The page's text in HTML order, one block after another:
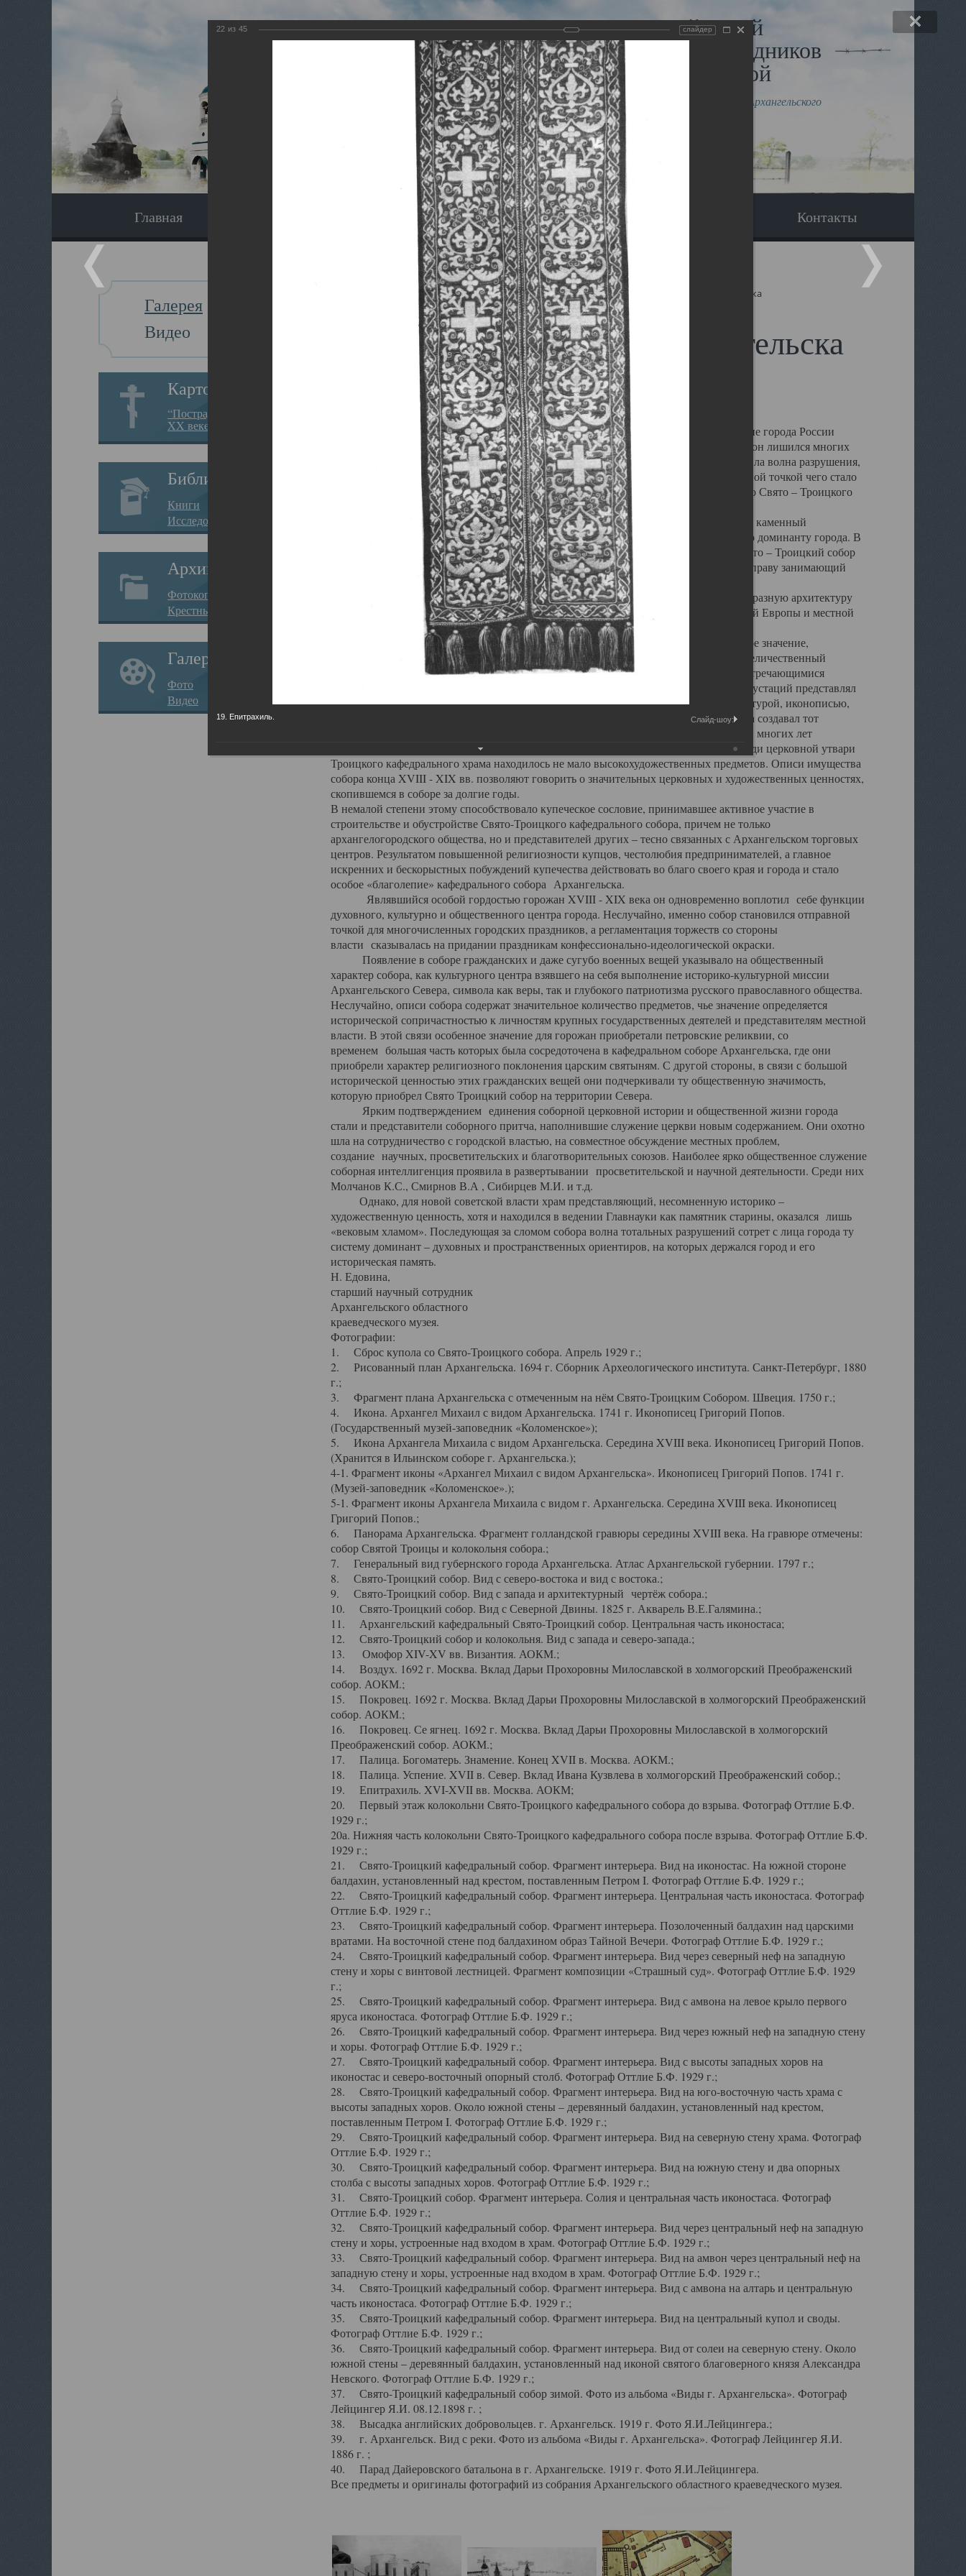
Виртуальный музей
Новомучеников и исповедников
Земли Архангельской
Сайт создан по благословлению митрополита Архангельского
и Холмогорского Даниила
Главная Наследники Галерея Контакты
Галерея
Видео
Картотека
“Пострадавшие за веру в
XX веке на Севере”
Библиотека
Книги
Исследования
Архив
Фотокопии дел
Крестные ходы
Галерея
Фото
Видео
Галерея Храмы-мученики Архангельска Свято-Троицкий собор Архангельска
Свято-Троицкий собор Архангельска
Свято-Троицкий собор Архангельска
Сегодня мы можем говорить, что Архангельск в большей мере, чем другие губернские города России
пострадал от целенаправленных систематических разрушений, в результате которых он лишился многих
выдающихся памятников архитектуры. Больше всего по старому Архангельску ударила волна разрушения,
вызванная борьбой с религией, набравшая особую силу в конце 20 –х годов. Отправной точкой чего стало
разрушение православного центра архангельской губернии - ансамбля кафедрального Свято – Троицкого
собора Архангельска.
Возникнув в начале XVIII века в центре Архангельска, величественный каменный
двухэтажный Троицкий собор, сразу превратился в зрительную и градостроительную доминанту города. В
XVIII веке по масштабам ему не было равных на Севере. Вплоть до разрушения Свято – Троицкий собор
оставался самым высоким и значительным из городских строений Архангельска, по праву занимающий
второе место, после гостиных дворов, в градостроительной картине Архангельска.
Один из самых больших и светлых соборов России воплотил в себе яркую и своеобразную архитектуру
портового города с отраженными в ней архитектурными течениями России, Западной Европы и местной
архангелогородской школы церковного зодчества.
Масштабность, благолепие и богатство собора, вполне оправдывали его кафедральное значение,
заслуженно выделяя из многочисленных культовых построек города. Обширный и величественный
иконостас украшенный колоннами ионического стиля, с единственными нигде не встречающимися
царскими вратами, изящным фронтоном и множеством резных, символических инкрустаций представлял
собой поистине художественную ценность. В совокупности же с живописью, скульптурой, иконописью,
шитьем, многочисленными предметами церковной утвари интерьер Троицкого храма создавал тот
неповторимый красочный ансамбль декоративного убранства собора, на протяжении многих лет
поражающий воображение своих посетителей. В соборной ризнице, библиотеке, среди церковной утвари
Троицкого кафедрального храма находилось не мало высокохудожественных предметов. Описи имущества
собора конца XVIII - XIX вв. позволяют говорить о значительных церковных и художественных ценностях,
скопившемся в соборе за долгие годы.
В немалой степени этому способствовало купеческое сословие, принимавшее активное участие в
строительстве и обустройстве Свято-Троицкого кафедрального собора, причем не только
архангелогородского общества, но и представителей других – тесно связанных с Архангельском торговых
центров. Результатом повышенной религиозности купцов, честолюбия предпринимателей, а главное
искренних и бескорыстных побуждений купечества действовать во благо своего края и города и стало
особое «благолепие» кафедрального собора Архангельска.
Являвшийся особой гордостью горожан XVIII - XIX века он одновременно воплотил себе функции
духовного, культурно и общественного центра города. Неслучайно, именно собор становился отправной
точкой для многочисленных городских праздников, а регламентация торжеств со стороны
власти сказывалась на придании праздникам конфессионально-идеологической окраски.
Появление в соборе гражданских и даже сугубо военных вещей указывало на общественный
характер собора, как культурного центра взявшего на себя выполнение историко-культурной миссии
Архангельского Севера, символа как веры, так и глубокого патриотизма русского православного общества.
Неслучайно, описи собора содержат значительное количество предметов, чье значение определяется
исторической сопричастностью к личностям крупных государственных деятелей и представителям местной
власти. В этой связи особенное значение для горожан приобретали петровские реликвии, со
временем большая часть которых была сосредоточена в кафедральном соборе Архангельска, где они
приобрели характер религиозного поклонения царским святыням. С другой стороны, в связи с большой
исторической ценностью этих гражданских вещей они подчеркивали ту общественную значимость,
которую приобрел Свято Троицкий собор на территории Севера.
Ярким подтверждением единения соборной церковной истории и общественной жизни города
стали и представители соборного притча, наполнившие служение церкви новым содержанием. Они охотно
шла на сотрудничество с городской властью, на совместное обсуждение местных проблем,
создание научных, просветительских и благотворительных союзов. Наиболее ярко общественное служение
соборная интеллигенция проявила в развертывании просветительской и научной деятельности. Среди них
Молчанов К.С., Смирнов В.А , Сибирцев М.И. и т.д.
Однако, для новой советской власти храм представляющий, несомненную историко –
художественную ценность, хотя и находился в ведении Главнауки как памятник старины, оказался лишь
«вековым хламом». Последующая за сломом собора волна тотальных разрушений сотрет с лица города ту
систему доминант – духовных и пространственных ориентиров, на которых держался город и его
историческая память.
Н. Едовина,
старший научный сотрудник
Архангельского областного
краеведческого музея.
Фотографии:
1. Сброс купола со Свято-Троицкого собора. Апрель 1929 г.;
2. Рисованный план Архангельска. 1694 г. Сборник Археологического института. Санкт-Петербург, 1880
г.;
3. Фрагмент плана Архангельска с отмеченным на нём Свято-Троицким Собором. Швеция. 1750 г.;
4. Икона. Архангел Михаил с видом Архангельска. 1741 г. Иконописец Григорий Попов.
(Государственный музей-заповедник «Коломенское»);
5. Икона Архангела Михаила с видом Архангельска. Середина XVIII века. Иконописец Григорий Попов.
(Хранится в Ильинском соборе г. Архангельска.);
4-1. Фрагмент иконы «Архангел Михаил с видом Архангельска». Иконописец Григорий Попов. 1741 г.
(Музей-заповедник «Коломенское».);
5-1. Фрагмент иконы Архангела Михаила с видом г. Архангельска. Середина XVIII века. Иконописец
Григорий Попов.;
6. Панорама Архангельска. Фрагмент голландской гравюры середины XVIII века. На гравюре отмечены:
собор Святой Троицы и колокольня собора.;
7. Генеральный вид губернского города Архангельска. Атлас Архангельской губернии. 1797 г.;
8. Свято-Троицкий собор. Вид с северо-востока и вид с востока.;
9. Свято-Троицкий собор. Вид с запада и архитектурный чертёж собора.;
10. Свято-Троицкий собор. Вид с Северной Двины. 1825 г. Акварель В.Е.Галямина.;
11. Архангельский кафедральный Свято-Троицкий собор. Центральная часть иконостаса;
12. Свято-Троицкий собор и колокольня. Вид с запада и северо-запада.;
13. Омофор XIV-XV вв. Византия. АОКМ.;
14. Воздух. 1692 г. Москва. Вклад Дарьи Прохоровны Милославской в холмогорский Преображенский
собор. АОКМ.;
15. Покровец. 1692 г. Москва. Вклад Дарьи Прохоровны Милославской в холмогорский Преображенский
собор. АОКМ.;
16. Покровец. Се ягнец. 1692 г. Москва. Вклад Дарьи Прохоровны Милославской в холмогорский
Преображенский собор. АОКМ.;
17. Палица. Богоматерь. Знамение. Конец XVII в. Москва. АОКМ.;
18. Палица. Успение. XVII в. Север. Вклад Ивана Кузвлева в холмогорский Преображенский собор.;
19. Епитрахиль. XVI-XVII вв. Москва. АОКМ;
20. Первый этаж колокольни Свято-Троицкого кафедрального собора до взрыва. Фотограф Оттлие Б.Ф.
1929 г.;
20а. Нижняя часть колокольни Свято-Троицкого кафедрального собора после взрыва. Фотограф Оттлие Б.Ф.
1929 г.;
21. Свято-Троицкий кафедральный собор. Фрагмент интерьера. Вид на иконостас. На южной стороне
балдахин, установленный над крестом, поставленным Петром I. Фотограф Оттлие Б.Ф. 1929 г.;
22. Свято-Троицкий кафедральный собор. Фрагмент интерьера. Центральная часть иконостаса. Фотограф
Оттлие Б.Ф. 1929 г.;
23. Свято-Троицкий кафедральный собор. Фрагмент интерьера. Позолоченный балдахин над царскими
вратами. На восточной стене под балдахином образ Тайной Вечери. Фотограф Оттлие Б.Ф. 1929 г.;
24. Свято-Троицкий кафедральный собор. Фрагмент интерьера. Вид через северный неф на западную
стену и хоры с винтовой лестницей. Фрагмент композиции «Страшный суд». Фотограф Оттлие Б.Ф. 1929
г.;
25. Свято-Троицкий кафедральный собор. Фрагмент интерьера. Вид с амвона на левое крыло первого
яруса иконостаса. Фотограф Оттлие Б.Ф. 1929 г.;
26. Свято-Троицкий кафедральный собор. Фрагмент интерьера. Вид через южный неф на западную стену
и хоры. Фотограф Оттлие Б.Ф. 1929 г.;
27. Свято-Троицкий кафедральный собор. Фрагмент интерьера. Вид с высоты западных хоров на
иконостас и северо-восточный опорный столб. Фотограф Оттлие Б.Ф. 1929 г.;
28. Свято-Троицкий кафедральный собор. Фрагмент интерьера. Вид на юго-восточную часть храма с
высоты западных хоров. Около южной стены – деревянный балдахин, установленный над крестом,
поставленным Петром I. Фотограф Оттлие Б.Ф. 1929 г.;
29. Свято-Троицкий кафедральный собор. Фрагмент интерьера. Вид на северную стену храма. Фотограф
Оттлие Б.Ф. 1929 г.;
30. Свято-Троицкий кафедральный собор. Фрагмент интерьера. Вид на южную стену и два опорных
столба с высоты западных хоров. Фотограф Оттлие Б.Ф. 1929 г.;
31. Свято-Троицкий собор. Фрагмент интерьера. Солия и центральная часть иконостаса. Фотограф
Оттлие Б.Ф. 1929 г.;
32. Свято-Троицкий кафедральный собор. Фрагмент интерьера. Вид через центральный неф на западную
стену и хоры, устроенные над входом в храм. Фотограф Оттлие Б.Ф. 1929 г.;
33. Свято-Троицкий кафедральный собор. Фрагмент интерьера. Вид на амвон через центральный неф на
западную стену и хоры, устроенные над входом в храм. Фотограф Оттлие Б.Ф. 1929 г.;
34. Свято-Троицкий кафедральный собор. Фрагмент интерьера. Вид с амвона на алтарь и центральную
часть иконостаса. Фотограф Оттлие Б.Ф. 1929 г.;
35. Свято-Троицкий кафедральный собор. Фрагмент интерьера. Вид на центральный купол и своды.
Фотограф Оттлие Б.Ф. 1929 г.;
36. Свято-Троицкий кафедральный собор. Фрагмент интерьера. Вид от солеи на северную стену. Около
южной стены – деревянный балдахин, установленный над иконой святого благоверного князя Александра
Невского. Фотограф Оттлие Б.Ф. 1929 г.;
37. Свято-Троицкий кафедральный собор зимой. Фото из альбома «Виды г. Архангельска». Фотограф
Лейцингер Я.И. 08.12.1898 г. ;
38. Высадка английских добровольцев. г. Архангельск. 1919 г. Фото Я.И.Лейцингера.;
39. г. Архангельск. Вид с реки. Фото из альбома «Виды г. Архангельска». Фотограф Лейцингер Я.И.
1886 г. ;
40. Парад Дайеровского батальона в г. Архангельске. 1919 г. Фото Я.И.Лейцингера.
Все предметы и оригиналы фотографий из собрания Архангельского областного краеведческого музея.
22 из 45 слайдер
19. Епитрахиль. Слайд-шоу: